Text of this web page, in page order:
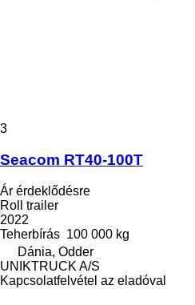
3
Seacom RT40-100T
Ár érdeklődésre
Roll trailer
2022
Teherbírás 100 000 kg
Dánia, Odder
UNIKTRUCK A/S
Kapcsolatfelvétel az eladóval